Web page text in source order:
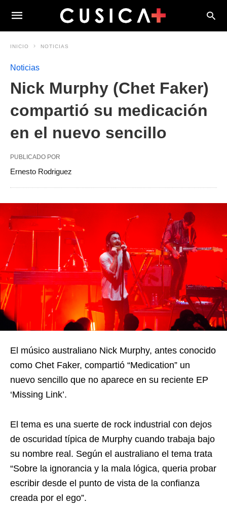
INICIO NOTICIAS
Noticias
Nick Murphy (Chet Faker)
compartió su medicación
en el nuevo sencillo
PUBLICADO POR
Ernesto Rodriguez
El músico australiano Nick Murphy, antes conocido
como Chet Faker, compartió “Medication” un
nuevo sencillo que no aparece en su reciente EP
‘Missing Link’.
El tema es una suerte de rock industrial con dejos
de oscuridad típica de Murphy cuando trabaja bajo
su nombre real. Según el australiano el tema trata
“Sobre la ignorancia y la mala lógica, queria probar
escribir desde el punto de vista de la confianza
creada por el ego”.